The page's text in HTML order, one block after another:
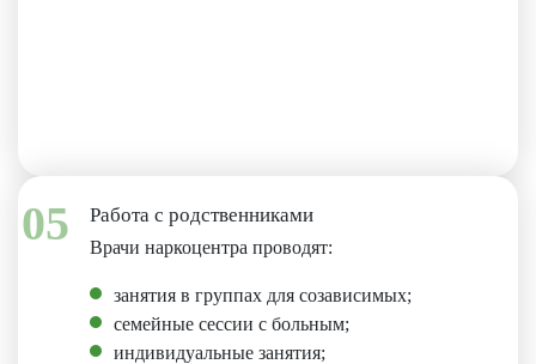
05 Работа с родственниками
Врачи наркоцентра проводят:
занятия в группах для созависимых;
семейные сессии с больным;
индивидуальные занятия;